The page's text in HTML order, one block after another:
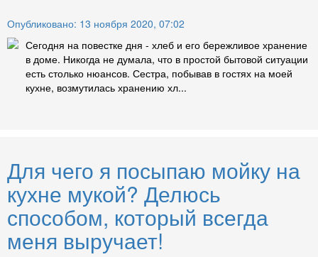
Опубликовано: 13 ноября 2020, 07:02
Сегодня на повестке дня - хлеб и его бережливое хранение
в доме. Никогда не думала, что в простой бытовой ситуации
есть столько нюансов. Сестра, побывав в гостях на моей
кухне, возмутилась хранению хл...
Для чего я посыпаю мойку на
кухне мукой? Делюсь
способом, который всегда
меня выручает!